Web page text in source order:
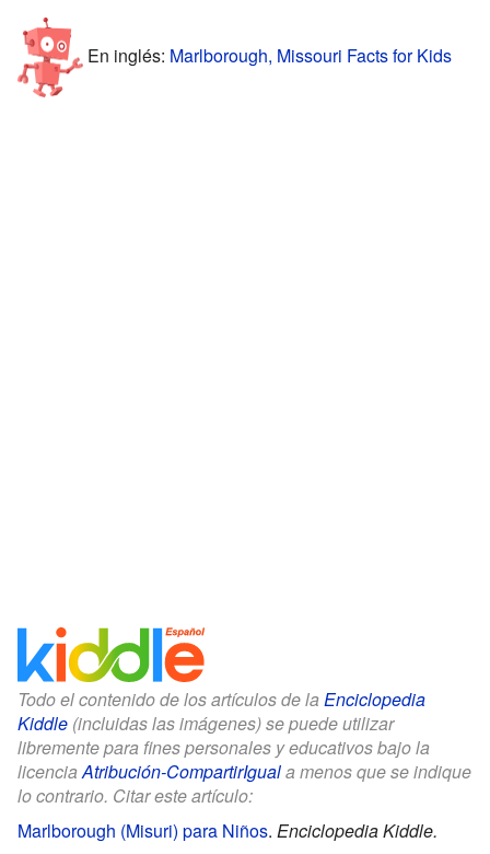
En inglés: Marlborough, Missouri Facts for Kids
Todo el contenido de los artículos de la Enciclopedia
Kiddle (incluidas las imágenes) se puede utilizar
libremente para fines personales y educativos bajo la
licenciaAtribución-CompartirIguala menos que se indique
lo contrario. Citar este artículo:
Marlborough (Misuri) para Niños. Enciclopedia Kiddle.